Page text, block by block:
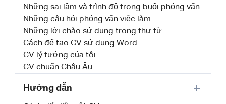
Những sai lầm và trình độ trong buổi phỏng vấn
Những câu hỏi phỏng vấn việc làm
Những lời chào sử dụng trong thư từ
Cách để tạo CV sử dụng Word
CV lý tưởng của tôi
CV chuẩn Châu Âu
Hướng dẫn